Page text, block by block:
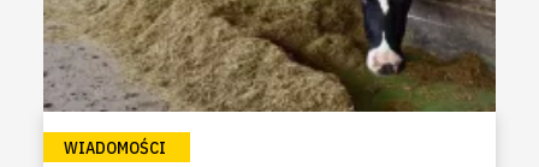
WIADOMOŚCI